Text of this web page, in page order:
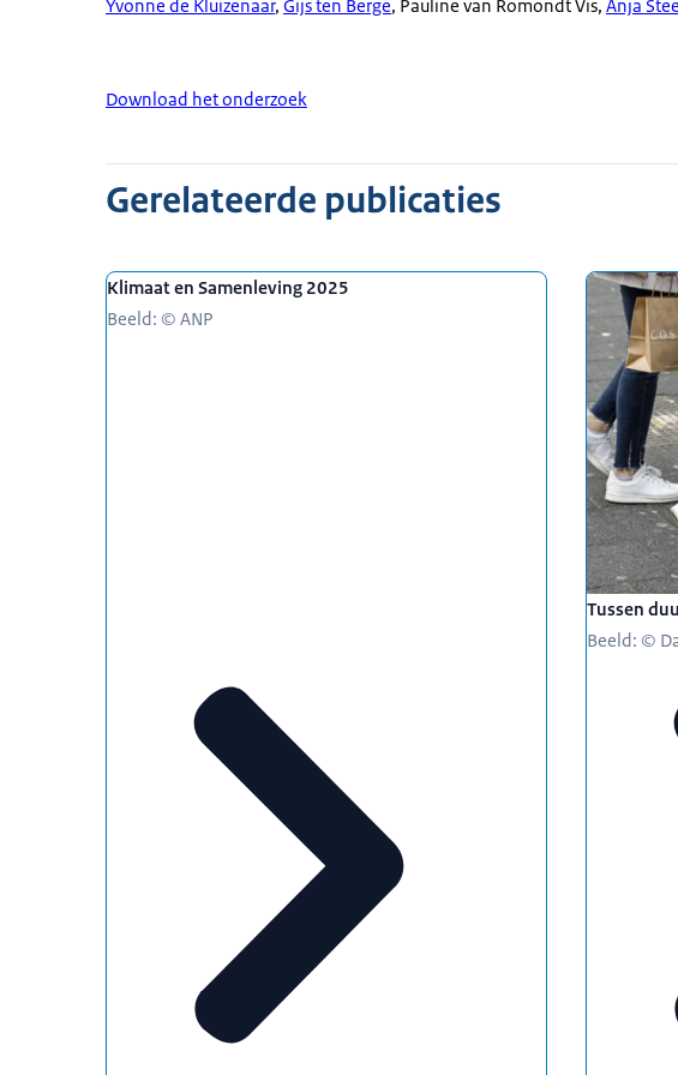
meeste mensen vinden klimaataanpak belangrijk maar die
klimaatbeleid maken? En hoe voorkom je dat een
Aan tafel vier gasten Yvonne de Kluizenaar coördinator van het
Welkom. En Gijs Ten Berge jij bent onderzoeker van dat team
Energiebank Nederland.
Ja even om met die twee organisaties te beginnen. Marieke
Wij zijn beide organisaties dus zowel Fix Brigade als
voordeur die een te hoge energierekening hebben. En wij
En waar zit het verschil tussen jullie in qua organisaties?
Wij als Energiebank richten ons vooral op het gedragsstuk en
Bij de mensen thuis?
Marieke
Bij de mensen thuis.
Oké heel goed dan hebben we dat al scherp in het gesprek.
meest fundamentele beeld uit het rapport. Is Nederland nou
Nederland is een meerderheid voor klimaataanpak en vindt
heel belangrijk. Een ruime meerderheid is ook bezorgd over
nodig is. Maar tegelijkertijd is er ook veel verdeeldheid.
Yvonne de Kluizenaar, Gijs ten Berge, Pauline van Romondt Vis, Anja
Download het onderzoek
Gerelateerde publicaties
Klimaat en Samenleving 2025
Beeld: © ANP
Tussen
Beeld: ©